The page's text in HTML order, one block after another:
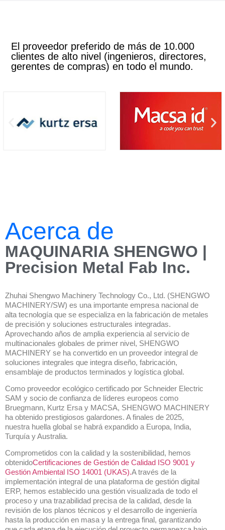
El proveedor preferido de más de 10.000
clientes de alto nivel (ingenieros, directores,
gerentes de compras) en todo el mundo.
Acerca de
MAQUINARIA SHENGWO |
Precision Metal Fab Inc.
Zhuhai Shengwo Machinery Technology Co., Ltd. (SHENGWO
MACHINERY/SW) es una importante empresa nacional de
alta tecnología que se especializa en la fabricación de metales
de precisión y soluciones estructurales integradas.
Aprovechando años de amplia experiencia al servicio de
multinacionales globales de primer nivel, SHENGWO
MACHINERY se ha convertido en un proveedor integral de
soluciones integrales que integra diseño, fabricación,
ensamblaje de productos terminados y logística global.
Como proveedor ecológico certificado por Schneider Electric
SAM y socio de confianza de líderes europeos como
Bruegmann, Kurtz Ersa y MACSA, SHENGWO MACHINERY
ha obtenido prestigiosos galardones. A finales de 2025,
nuestra huella global se habrá expandido a Europa, India,
Turquía y Australia.
Comprometidos con la calidad y la sostenibilidad, hemos
obtenidoCertificaciones de Gestión de Calidad ISO 9001 y
Gestión Ambiental ISO 14001 (UKAS).A través de la
implementación integral de una plataforma de gestión digital
ERP, hemos establecido una gestión visualizada de todo el
proceso y una trazabilidad precisa de la calidad, desde la
revisión de los planos técnicos y el desarrollo de ingeniería
hasta la producción en masa y la entrega final, garantizando